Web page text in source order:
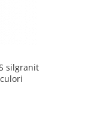
silgranit